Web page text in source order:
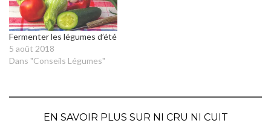
Fermenter les légumes d’été
5 août 2018
Dans "Conseils Légumes"
EN SAVOIR PLUS SUR NI CRU NI CUIT